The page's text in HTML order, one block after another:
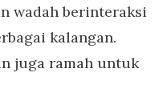
wadah berinteraksi
kalangan.
juga ramah untuk